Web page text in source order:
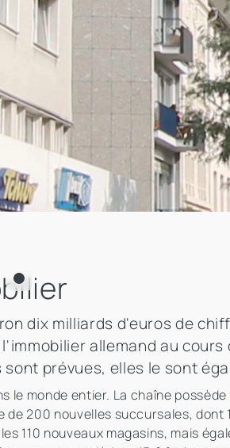
dix milliards d'euros de
allemand au cours
prévues, elles le sont
le monde entier. La chaîne
200 nouvelles succursales, dont
110 nouveaux magasins, mais